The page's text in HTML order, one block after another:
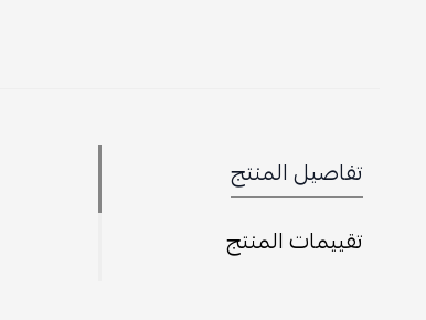
تفاصيل المنتج
تقييمات المنتج